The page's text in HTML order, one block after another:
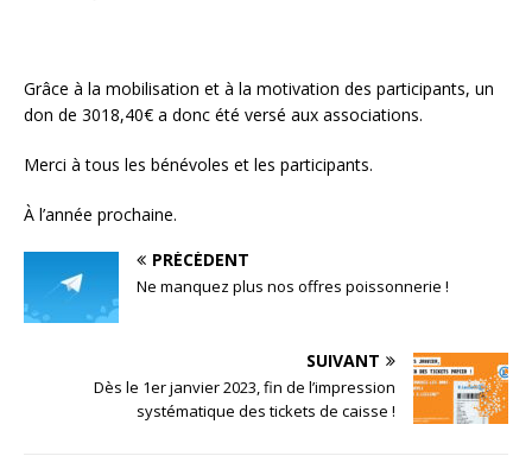
Grâce à la mobilisation et à la motivation des participants, un
don de 3018,40€ a donc été versé aux associations.
Merci à tous les bénévoles et les participants.
À l’année prochaine.
PRÉCÉDENT
Ne manquez plus nos offres poissonnerie !
SUIVANT
Dès le 1er janvier 2023, fin de l’impression
systématique des tickets de caisse !